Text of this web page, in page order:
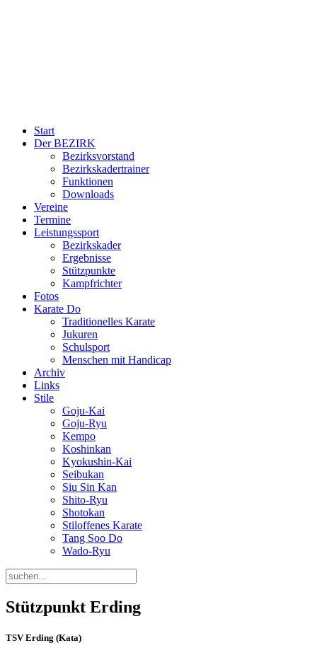
Start
Der BEZIRK
Bezirksvorstand
Bezirkskadertrainer
Funktionen
Downloads
Vereine
Termine
Leistungssport
Bezirkskader
Ergebnisse
Stützpunkte
Kampfrichter
Fotos
Karate Do
Traditionelles Karate
Jukuren
Schulsport
Menschen mit Handicap
Archiv
Links
Stile
Goju-Kai
Goju-Ryu
Kempo
Koshinkan
Kyokushin-Kai
Seibukan
Siu Sin Kan
Shito-Ryu
Shotokan
Stiloffenes Karate
Tang Soo Do
Wado-Ryu
Stützpunkt Erding
TSV Erding (Kata)